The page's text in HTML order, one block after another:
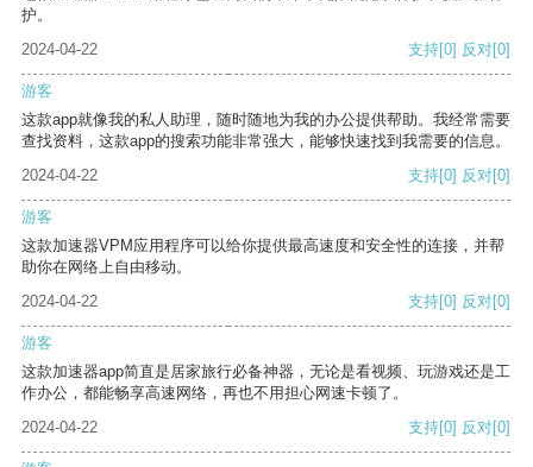
护。
2024-04-22
支持[0] 反对[0]
游客
这款app就像我的私人助理，随时随地为我的办公提供帮助。我经常需要
查找资料，这款app的搜索功能非常强大，能够快速找到我需要的信息。
2024-04-22
支持[0] 反对[0]
游客
这款加速器VPM应用程序可以给你提供最高速度和安全性的连接，并帮
助你在网络上自由移动。
2024-04-22
支持[0] 反对[0]
游客
这款加速器app简直是居家旅行必备神器，无论是看视频、玩游戏还是工
作办公，都能畅享高速网络，再也不用担心网速卡顿了。
2024-04-22
支持[0] 反对[0]